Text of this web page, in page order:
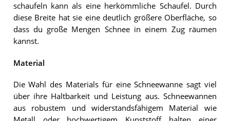
schaufeln kann als eine herkömmliche Schaufel. Durch
diese Breite hat sie eine deutlich größere Oberfläche, so
dass du große Mengen Schnee in einem Zug räumen
kannst.
Material
Die Wahl des Materials für eine Schneewanne sagt viel
über ihre Haltbarkeit und Leistung aus. Schneewannen
aus robustem und widerstandsfähigem Material wie